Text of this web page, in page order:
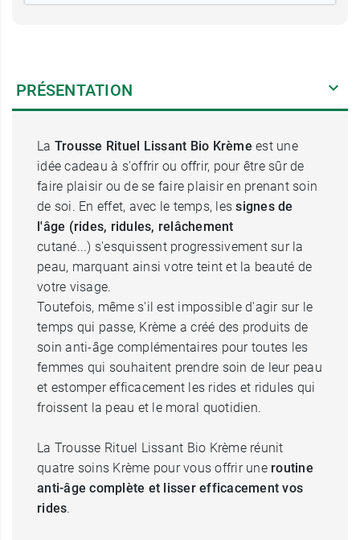
PRÉSENTATION
La Trousse Rituel Lissant Bio Krème est une
idée cadeau à s'offrir ou offrir, pour être sûr de
faire plaisir ou de se faire plaisir en prenant soin
de soi. En effet, avec le temps, lessignes de
l'âge (rides, ridules, relâchement
cutané...) s'esquissent progressivement sur la
peau, marquant ainsi votre teint et la beauté de
votre visage.
Toutefois, même s'il est impossible d'agir sur le
temps qui passe, Krème a créé des produits de
soin anti-âge complémentaires pour toutes les
femmes qui souhaitent prendre soin de leur peau
et estomper efficacement les rides et ridules qui
froissent la peau et le moral quotidien.
La Trousse Rituel Lissant Bio Krème réunit
quatre soins Krème pour vous offrir une routine
anti-âge complète et lisser efficacement vos
rides.